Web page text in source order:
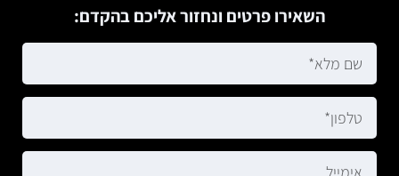
השאירו פרטים ונחזור אליכם בהקדם: